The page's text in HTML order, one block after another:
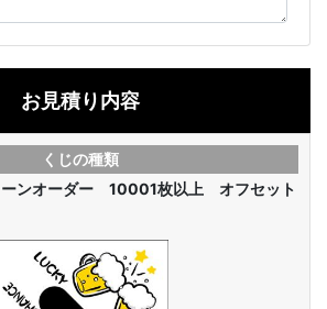
お見積り内容
くじの種類
ーンオーダー 10001枚以上 オフセット